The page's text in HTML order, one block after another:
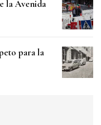
la Avenida
para la